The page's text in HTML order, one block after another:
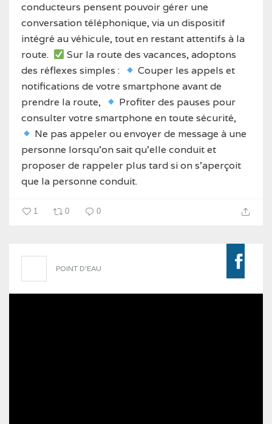
conducteurs pensent pouvoir gérer une
conversation téléphonique, via un dispositif
intégré au véhicule, tout en restant attentifs à la
route.
Sur la route des vacances, adoptons
des réflexes simples :
Couper les appels et
notifications de votre smartphone avant de
prendre la route,
Profiter des pauses pour
consulter votre smartphone en toute sécurité,
Ne pas appeler ou envoyer de message à une
personne lorsqu’on sait qu’elle conduit et
proposer de rappeler plus tard si on s’aperçoit
que la personne conduit.
1 0 0
POINT D'EAU